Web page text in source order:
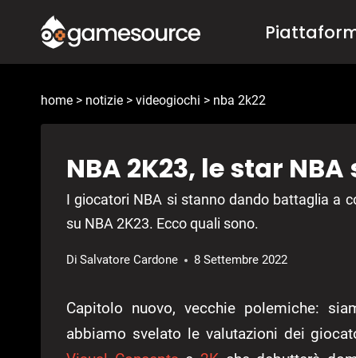
contenuto
home > notizie > videogiochi > nba 2k22
NBA 2K23, le star
I giocatori NBA si stanno dando battaglia a
su NBA 2K23. Ecco quali sono.
Di Salvatore Cardone 8 Settembre 2022
Capitolo nuovo, vecchie polemiche:
abbiamo svelato le valutazioni dei